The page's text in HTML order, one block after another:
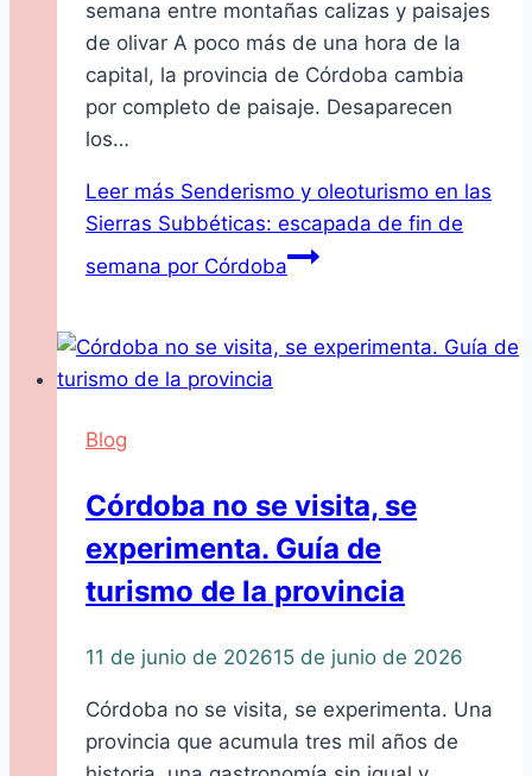
semana entre montañas calizas y paisajes
de olivar A poco más de una hora de la
capital, la provincia de Córdoba cambia
por completo de paisaje. Desaparecen
los…
Leer más Senderismo y oleoturismo en las
Sierras Subbéticas: escapada de fin de
semana por Córdoba
Blog
Córdoba no se visita, se
experimenta. Guía de
turismo de la provincia
11 de junio de 202615 de junio de 2026
Córdoba no se visita, se experimenta. Una
provincia que acumula tres mil años de